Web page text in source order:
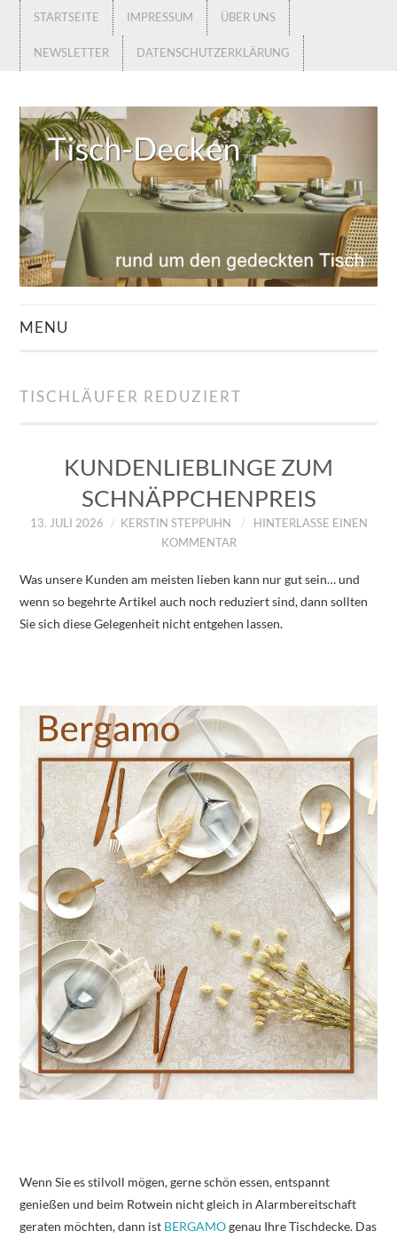
STARTSEITE IMPRESSUM ÜBER UNS
NEWSLETTER DATENSCHUTZERKLÄRUNG
MENU
ÜBER UNS
ZUM SHOP
DATENSCHUTZERKLÄRUNG
TISCHLÄUFER REDUZIERT
KUNDENLIEBLINGE ZUM
SCHNÄPPCHENPREIS
13. JULI 2026 KERSTIN STEPPUHN
HINTERLASSE EINEN
KOMMENTAR
Was unsere Kunden am meisten lieben kann nur gut sein… und
wenn so begehrte Artikel auch noch reduziert sind, dann sollten
Sie sich diese Gelegenheit nicht entgehen lassen.
Wenn Sie es stilvoll mögen, gerne schön essen, entspannt
genießen und beim Rotwein nicht gleich in Alarmbereitschaft
geraten möchten, dann ist BERGAMOgenau Ihre Tischdecke. Das